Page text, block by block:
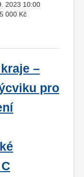
2023 10:00
000 Kč
–
pro